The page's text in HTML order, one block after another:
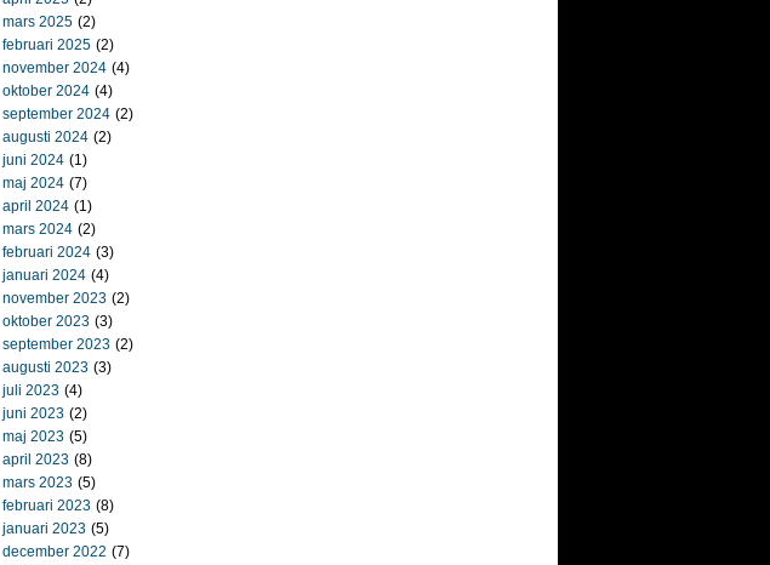
mars 2025 (2)
februari 2025 (2)
november 2024 (4)
oktober 2024 (4)
september 2024 (2)
augusti 2024 (2)
juni 2024 (1)
maj 2024 (7)
april 2024 (1)
mars 2024 (2)
februari 2024 (3)
januari 2024 (4)
november 2023 (2)
oktober 2023 (3)
september 2023 (2)
augusti 2023 (3)
juli 2023 (4)
juni 2023 (2)
maj 2023 (5)
april 2023 (8)
mars 2023 (5)
februari 2023 (8)
januari 2023 (5)
december 2022 (7)